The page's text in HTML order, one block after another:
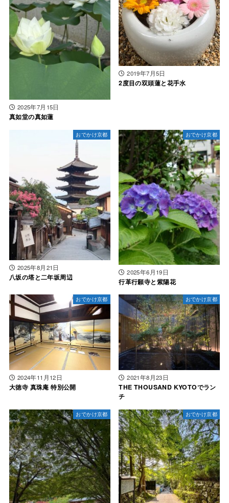
2025年7月15日
真如堂の真如蓮
2019年7月5日
2度目の双頭蓮と花手水
おでかけ京都
2025年8月21日
八坂の塔と二年坂周辺
おでかけ京都
2025年6月19日
行革行願寺と紫陽花
おでかけ京都
2024年11月12日
大徳寺 真珠庵 特別公開
おでかけ京都
2021年8月23日
THE THOUSAND KYOTOでラン
チ
おでかけ京都 おでかけ京都